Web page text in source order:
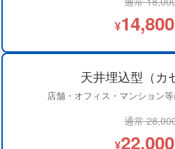
¥14,800
天井埋込型（カ
店舗・オフィス・マンション
通常
¥22,000